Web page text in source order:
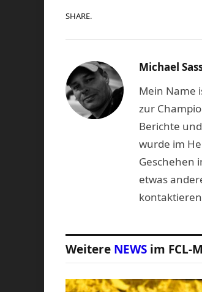
SHARE.
Michael
Mein Name
zur
Berichte
wurde im
Geschehen
etwas
Weitere NEWS im FCL-